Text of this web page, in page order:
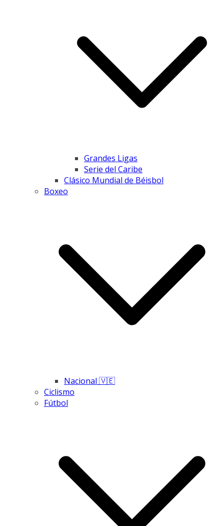
Grandes Ligas
Serie del Caribe
Clásico Mundial de Béisbol
Boxeo
Nacional 🇻🇪
Ciclismo
Fútbol